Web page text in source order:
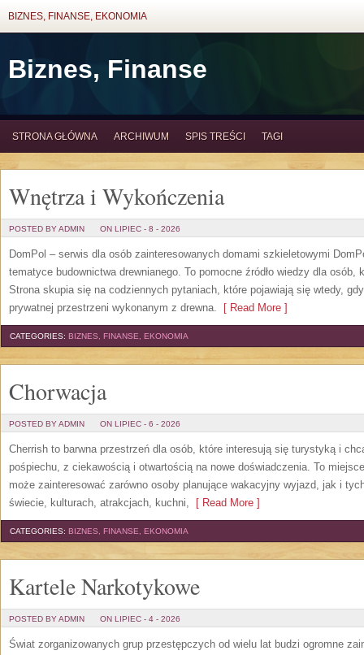
BIZNES, FINANSE, EKONOMIA
Biznes, Finanse
STRONA GŁÓWNA ARCHIWUM SPIS TREŚCI TAGI
Wnętrza i Wykończenia
POSTED BY ADMIN ON LIPIEC - 8 - 2026
DomPol – serwis dla osób zainteresowanych domami szkieletowymi
tematyce budownictwa drewnianego. To pomocne źródło wiedzy dla
Strona skupia się na codziennych pytaniach, które pojawiają się wtedy,
prywatnej przestrzeni wykonanym z drewna. [ Read More ]
CATEGORIES: BIZNES, FINANSE, EKONOMIA
Chorwacja
POSTED BY ADMIN ON LIPIEC - 6 - 2026
Cherrish to barwna przestrzeń dla osób, które interesują się turystyką i
pośpiechu, z ciekawością i otwartością na nowe doświadczenia. To
może zainteresować zarówno osoby planujące wakacyjny wyjazd, jak i
świecie, kulturach, atrakcjach, kuchni, [ Read More ]
CATEGORIES: BIZNES, FINANSE, EKONOMIA
Kartele Narkotykowe
POSTED BY ADMIN ON LIPIEC - 4 - 2026
Świat zorganizowanych grup przestępczych od wielu lat budzi ogromne